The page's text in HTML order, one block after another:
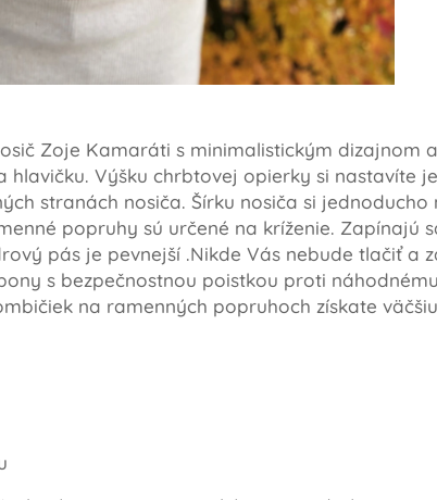
Zoje Kamaráti s minimalistickým
hlavičku. Výšku chrbtovej opierky si nastavíte
stranách nosiča. Šírku nosiča si
popruhy sú určené na kríženie. Zapínajú
pás je pevnejší .Nikde Vás nebude tlačiť a
s bezpečnostnou poistkou proti
na ramenných popruhoch získate